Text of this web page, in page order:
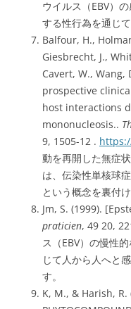
ウイルス（EBV）
する性行為を通じ
Balfour, H.,
Giesbrecht, J.,
Cavert, W., Wang,
prospective
host interactions
mononucleosis..
9, 1505-12 .
動を再開した無症
は、伝染性単核球
という概念を裏付け
Jm, S. (1999).
praticien, 49 20,
ス（EBV）の慢性
じて人から人へと
す。
K, M., & Harish, R.